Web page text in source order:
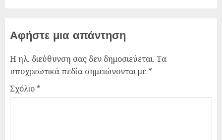
Αφήστε μια απάντηση
Η ηλ. διεύθυνση σας δεν δημοσιεύεται. Τα
υποχρεωτικά πεδία σημειώνονται με *
Σχόλιο *